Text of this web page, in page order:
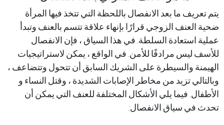
ما بعد الانفصال باللحظة التي تتخذ فيها المرأة
الزوجي قرارًا بإنهاء علاقة تتسم بالعنف وتبدأ
استعادة السلطة. في هذا السياق ، فإن الانفصال
ليس مرادفًا للأمن. في الواقع ، يمكن لاستراتيجيات
والسيطرة على الشريك السابق أن تتحول وتتضاعف ،
تزيد من مخاطر الإصابات الشديدة ، وقتل النساء و
فيما يلي الأشكال المختلفة للعنف التي يمكن أن
سياق الانفصال: